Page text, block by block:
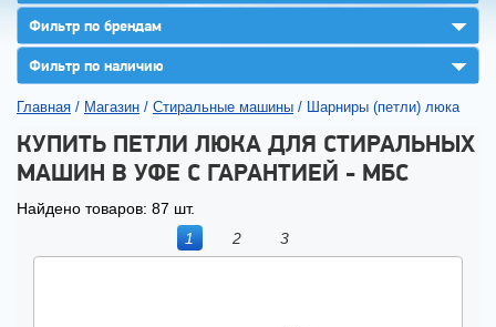
Фильтр по брендам ▼
Фильтр по наличию ▼
Главная / Магазин / Стиральные машины / Шарниры (петли) люка
КУПИТЬ ПЕТЛИ ЛЮКА ДЛЯ СТИРАЛЬНЫХ
МАШИН В УФЕ С ГАРАНТИЕЙ - МБС
Найдено товаров: 87 шт.
1
2 3